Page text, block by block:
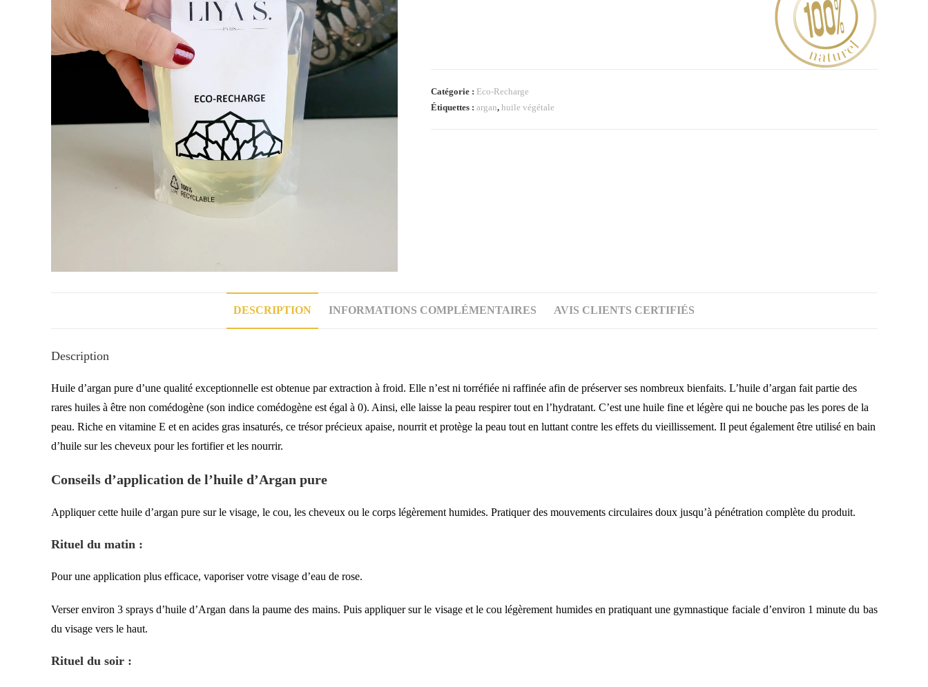
Catégorie : Eco-Recharge
Étiquettes :argan,huile végétale
DESCRIPTION INFORMATIONS COMPLÉMENTAIRES AVIS CLIENTS CERTIFIÉS
Description
Huile d’argan pure d’une qualité exceptionnelle est obtenue par extraction à froid. Elle n’est ni torréfiée ni raffinée afin de préserver ses nombreux bienfaits. L’huile d’argan fait partie des
rares huiles à être non comédogène (son indice comédogène est égal à 0). Ainsi, elle laisse la peau respirer tout en l’hydratant. C’est une huile fine et légère qui ne bouche pas les pores de la
peau. Riche en vitamine E et en acides gras insaturés, ce trésor précieux apaise, nourrit et protège la peau tout en luttant contre les effets du vieillissement. Il peut également être utilisé en bain
d’huile sur les cheveux pour les fortifier et les nourrir.
Conseils d’application de l’huile d’Argan pure
Appliquer cette huile d’argan pure sur le visage, le cou, les cheveux ou le corps légèrement humides. Pratiquer des mouvements circulaires doux jusqu’à pénétration complète du produit.
Rituel du matin :
Pour une application plus efficace, vaporiser votre visage d’eau de rose.
Verser environ 3 sprays d’huile d’Argan dans la paume des mains. Puis appliquer sur le visage et le cou légèrement humides en pratiquant une gymnastique faciale d’environ 1 minute du bas
du visage vers le haut.
Rituel du soir :